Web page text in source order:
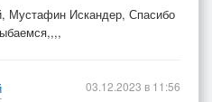
Мустафин Искандер, Спасибо
03.12.2023 в 11:56